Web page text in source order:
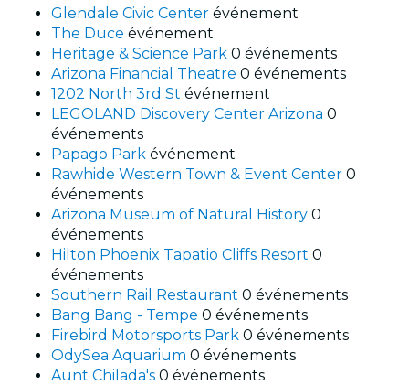
Glendale Civic Center événement
The Duce événement
Heritage & Science Park 0 événements
Arizona Financial Theatre 0 événements
1202 North 3rd St événement
LEGOLAND Discovery Center Arizona 0
événements
Papago Park événement
Rawhide Western Town & Event Center 0
événements
Arizona Museum of Natural History 0
événements
Hilton Phoenix Tapatio Cliffs Resort 0
événements
Southern Rail Restaurant 0 événements
Bang Bang - Tempe 0 événements
Firebird Motorsports Park 0 événements
OdySea Aquarium 0 événements
Aunt Chilada's 0 événements